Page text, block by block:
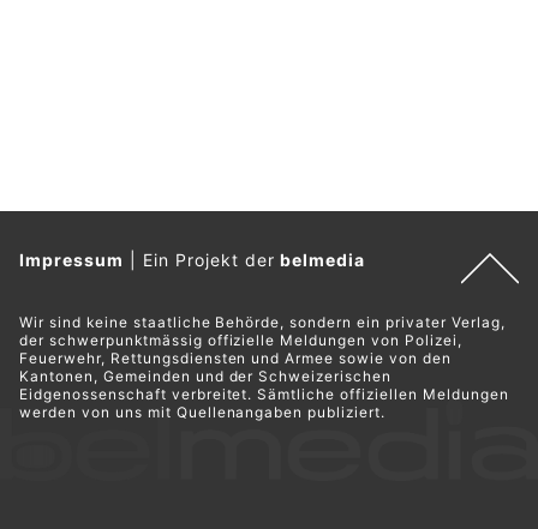
Impressum Ein Projekt derbelmedia
Wir sind keine staatliche Behörde, sondern ein privater Verlag,
der schwerpunktmässig offizielle Meldungen von Polizei,
Feuerwehr, Rettungsdiensten und Armee sowie von den
Kantonen, Gemeinden und der Schweizerischen
Eidgenossenschaft verbreitet. Sämtliche offiziellen Meldungen
werden von uns mit Quellenangaben publiziert.